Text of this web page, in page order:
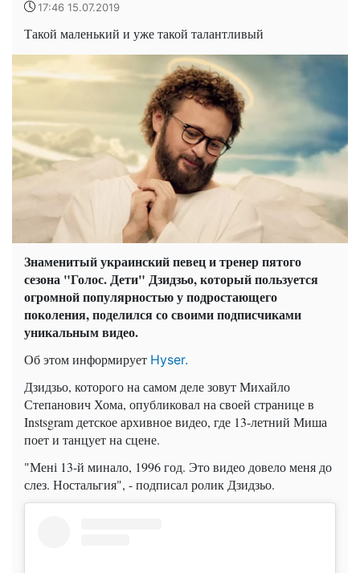
17:46 15.07.2019
Такой маленький и уже такой талантливый
Знаменитый украинский певец и тренер пятого
сезона "Голос. Дети" Дзидзьо, который пользуется
огромной популярностью у подростающего
поколения, поделился со своими подписчиками
уникальным видео.
Об этом информирует Hyser.
Дзидзьо, которого на самом деле зовут Михайло
Степанович Хома, опубликовал на своей странице в
Instsgram детское архивное видео, где 13-летний Миша
поет и танцует на сцене.
"Мені 13-й минало, 1996 год. Это видео довело меня до
слез. Ностальгия", - подписал ролик Дзидзьо.